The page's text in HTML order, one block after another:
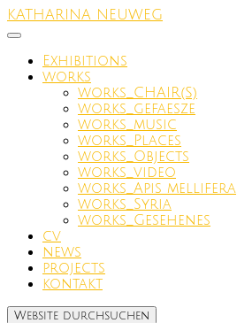
Zum
Inhalt
KATHARINA NEUWEG
Exhibitions
works
works_CHAIR(S)
works_gefaesze
works_music
works_Places
works_Objects
works_video
works_Apis mellifera
works_Syria
works_Gesehenes
cv
news
projects
kontakt
Website durchsuchen